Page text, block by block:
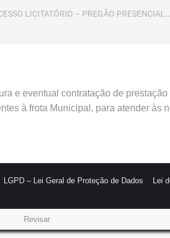
LICITATÓRIO – PREGÃO PRESENCIAL…
e eventual contratação de
à frota Municipal, para atender
LGPD – Lei Geral de Proteção de Dados Lei
Revisar